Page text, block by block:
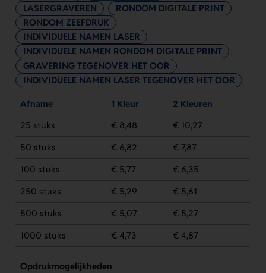
LASERGRAVEREN
RONDOM DIGITALE PRINT
RONDOM ZEEFDRUK
INDIVIDUELE NAMEN LASER
INDIVIDUELE NAMEN RONDOM DIGITALE PRINT
GRAVERING TEGENOVER HET OOR
INDIVIDUELE NAMEN LASER TEGENOVER HET OOR
Afname 1 Kleur
2 Kleuren
25 stuks
€ 8,48
€ 10,27
50 stuks
€ 6,82
€ 7,87
100 stuks
€ 5,77
€ 6,35
250 stuks
€ 5,29
€ 5,61
500 stuks
€ 5,07
€ 5,27
1000 stuks
€ 4,73 € 4,87
Opdrukmogelijkheden